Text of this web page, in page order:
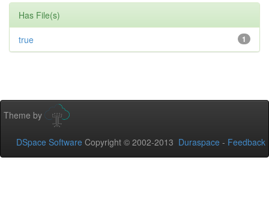
Has File(s)
1
true
Theme by
DSpace Software Copyright © 2002-2013 Duraspace - Feedback